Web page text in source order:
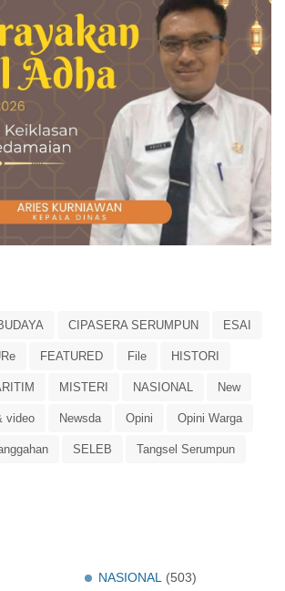
CIPASERA SERUMPUN ESAI
FEATURED File HISTORI
MISTERI NASIONAL New
video Newsda Opini Opini Warga
SELEB Tangsel Serumpun
NASIONAL
(503)